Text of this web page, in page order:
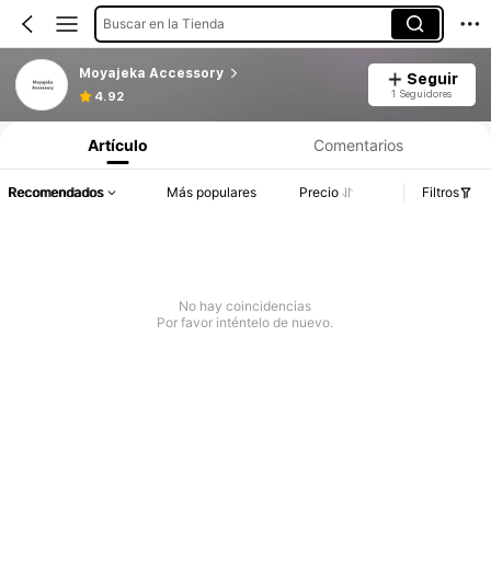
Buscar en la Tienda
Moyajeka Accessory
4.92
Seguir
1 Seguidores
Artículo Comentarios
Recomendados Más populares Precio Filtros
No hay coincidencias
Por favor inténtelo de nuevo.